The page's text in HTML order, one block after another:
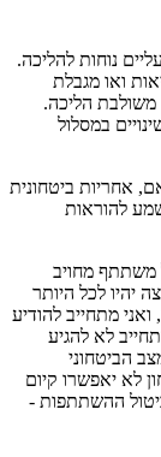
ונעליים נוחות להליכה.
ואו מגבלת
הליכה.
במסלול
אחריות ביטחונית
להוראות
משתתף מחויב
יהיו לכל היותר
ואני מתחייב להודיע
לא להגיע
הביטחוני
לא יאפשרו קיום
ההשתתפות -